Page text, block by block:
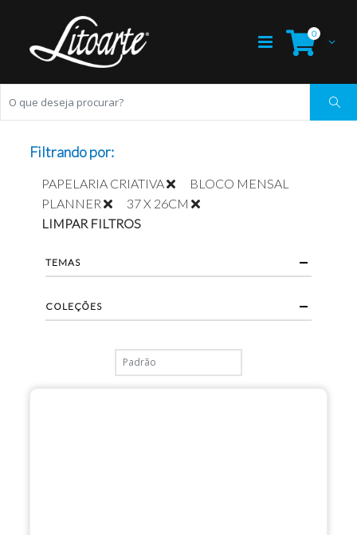
0
Filtrando por:
PAPELARIA CRIATIVA
BLOCO MENSAL
PLANNER
37 X 26CM
LIMPAR FILTROS
TEMAS
COLEÇÕES